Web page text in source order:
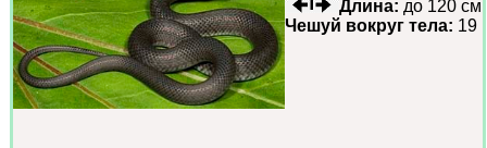
Длина: до 120 см
Чешуй вокруг тела: 19